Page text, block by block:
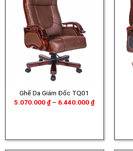
Ghế Da Giám Đốc TQ01
5.070.000 ₫ – 6.440.000 ₫Khoảng